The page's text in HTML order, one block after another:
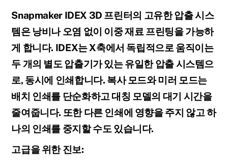
Snapmaker IDEX 3D 프린터의 고유한 압출 시스
템은 낭비나 오염 없이 이중 재료 프린팅을 가능하
게 합니다. IDEX는 X축에서 독립적으로 움직이는
두 개의 별도 압출기가 있는 유일한 압출 시스템으
로, 동시에 인쇄합니다. 복사 모드와 미러 모드는
배치 인쇄를 단순화하고 대칭 모델의 대기 시간을
줄여줍니다. 또한 다른 인쇄에 영향을 주지 않고 하
나의 인쇄를 중지할 수도 있습니다.
고급을 위한 진보: